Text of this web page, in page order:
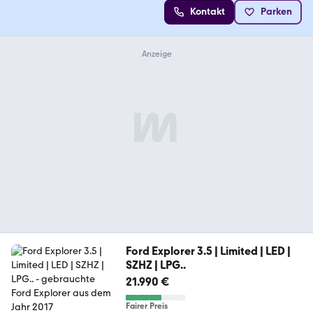
Kontakt Parken
Ford Explorer 3.5 | Limited | LED |
SZHZ | LPG..
21.990 €
Fairer Preis